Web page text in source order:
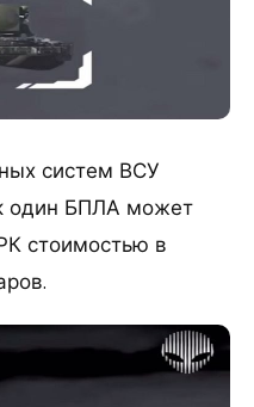
систем ВСУ
один БПЛА может
стоимостью в